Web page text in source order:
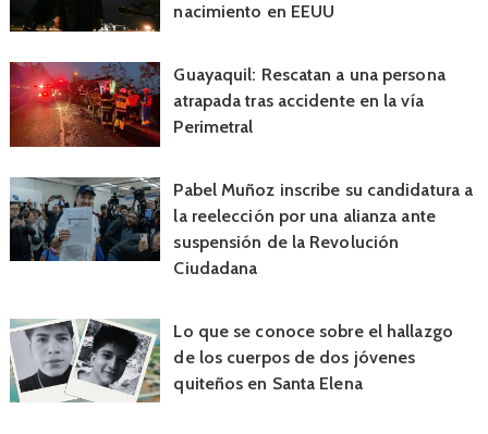
nacimiento en EEUU
Guayaquil: Rescatan a una persona
atrapada tras accidente en la vía
Perimetral
Pabel Muñoz inscribe su candidatura a
la reelección por una alianza ante
suspensión de la Revolución
Ciudadana
Lo que se conoce sobre el hallazgo
de los cuerpos de dos jóvenes
quiteños en Santa Elena